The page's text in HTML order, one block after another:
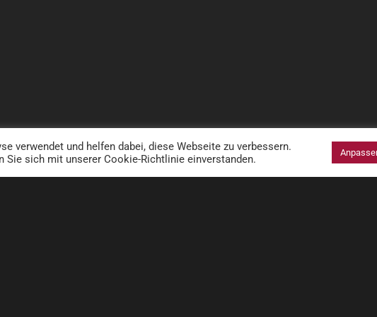
verwendet und helfen dabei, diese Webseite zu verbessern.
Sie sich mit unserer Cookie-Richtlinie einverstanden.